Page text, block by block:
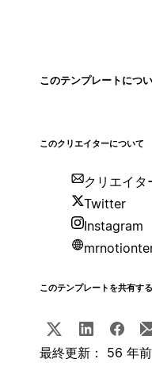
このテンプレートにつ
このクリエイターについて
クリエイタ
Twitter
Instagram
このテンプレートを共有する
最終更新： 56 年前